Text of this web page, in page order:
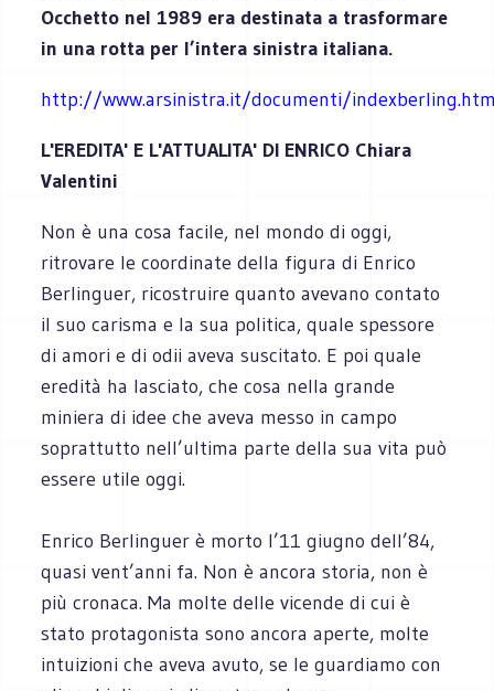
Occhetto nel 1989 era destinata a trasformare
in una rotta per l’intera sinistra italiana.
http://www.arsinistra.it/documenti/
L'EREDITA' E L'ATTUALITA' DI ENRICO Chiara
Valentini
Non è una cosa facile, nel mondo di oggi,
ritrovare le coordinate della figura di Enrico
Berlinguer, ricostruire quanto avevano contato
il suo carisma e la sua politica, quale spessore
di amori e di odii aveva suscitato. E poi quale
eredità ha lasciato, che cosa nella grande
miniera di idee che aveva messo in campo
soprattutto nell’ultima parte della sua vita può
essere utile oggi.
Enrico Berlinguer è morto l’11 giugno dell’84,
quasi vent’anni fa. Non è ancora storia, non è
più cronaca. Ma molte delle vicende di cui è
stato protagonista sono ancora aperte, molte
intuizioni che aveva avuto, se le guardiamo con